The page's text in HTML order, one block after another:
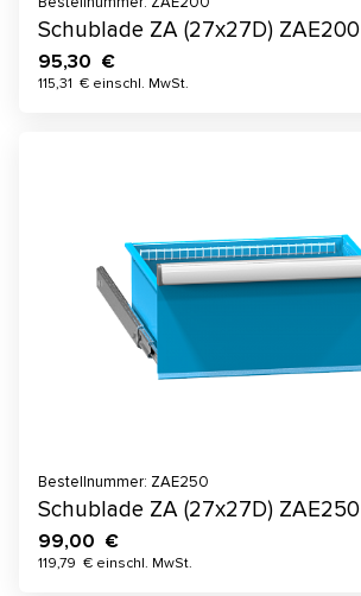
Schublade ZA (27x27D) ZAE200
95,30 €
115,31 € einschl. MwSt.
Bestellnummer: ZAE250
Schublade ZA (27x27D) ZAE250
99,00 €
119,79 € einschl. MwSt.